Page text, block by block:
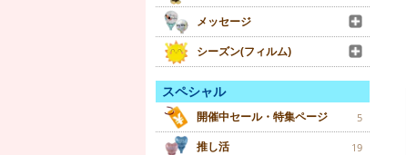
メッセージ
シーズン(フィルム)
スペシャル
開催中セール・特集ページ 5
推し活 19